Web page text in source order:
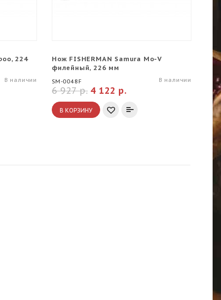
224
В наличии
Нож FISHERMAN Samura Mo-V
филейный, 226 мм
SM-0048F В наличии
4 122 р.
6 927 р.
В КОРЗИНУ
7